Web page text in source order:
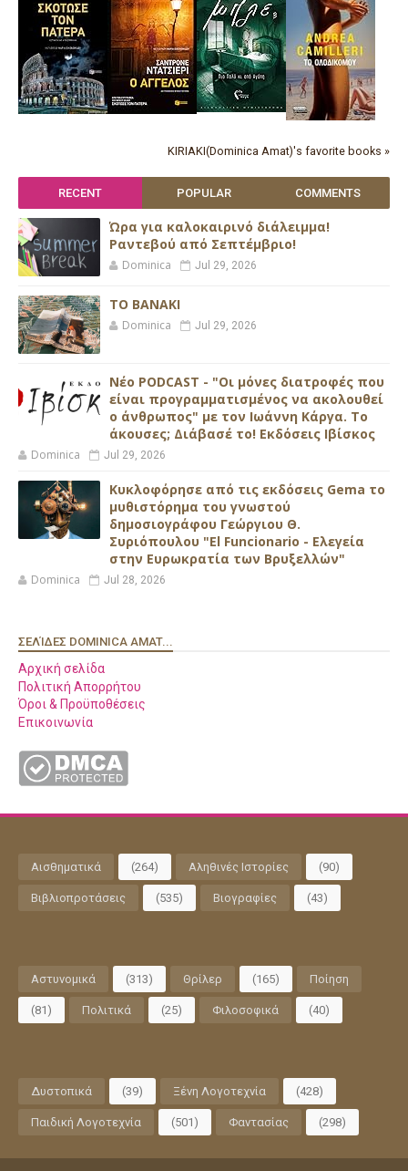
KIRIAKI(Dominica Amat)'s favorite books »
RECENT POPULAR COMMENTS
Ώρα για καλοκαιρινό διάλειμμα!
Ραντεβού από Σεπτέμβριο!
Dominica Jul 29, 2026
ΤΟ ΒΑΝΑΚΙ
Dominica Jul 29, 2026
Νέο PODCAST - "Οι μόνες διατροφές που
είναι προγραμματισμένος να ακολουθεί
ο άνθρωπος" με τον Ιωάννη Κάργα. Το
άκουσες; Διάβασέ το! Εκδόσεις Ιβίσκος
Dominica Jul 29, 2026
Κυκλοφόρησε από τις εκδόσεις Gema το
μυθιστόρημα του γνωστού
δημοσιογράφου Γεώργιου Θ.
Συριόπουλου "El Funcionario - Ελεγεία
στην Ευρωκρατία των Βρυξελλών"
Dominica Jul 28, 2026
ΣΕΛΊΔΕΣ DOMINICA AMAT...
Αρχική σελίδα
Πολιτική Απορρήτου
Όροι & Προϋποθέσεις
Επικοινωνία
Αισθηματικά (264) Αληθινές Ιστορίες (90)
Βιβλιοπροτάσεις (535) Βιογραφίες (43)
Αστυνομικά (313) Θρίλερ (165) Ποίηση
(81) Πολιτικά (25) Φιλοσοφικά (40)
Δυστοπικά (39) Ξένη Λογοτεχνία (428)
Παιδική Λογοτεχνία (501) Φαντασίας (298)